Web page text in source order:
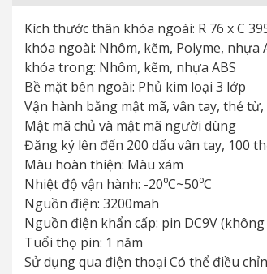
Kích thước thân khóa ngoài: R 76 x C
khóa ngoài: Nhôm, kẽm, Polyme, nhựa
khóa trong: Nhôm, kẽm, nhựa ABS
Bề mặt bên ngoài: Phủ kim loại 3 lớp
Vận hành bằng mật mã, vân tay, thẻ từ,
Mật mã chủ và mật mã người dùng
Đăng ký lên đến 200 dấu vân tay, 100
Màu hoàn thiện: Màu xám
Nhiệt độ vận hành: -20⁰C~50⁰C
Nguồn điện: 3200mah
Nguồn điện khẩn cấp: pin DC9V
Tuổi thọ pin: 1 năm
Sử dụng qua điện thoại Có thể điều